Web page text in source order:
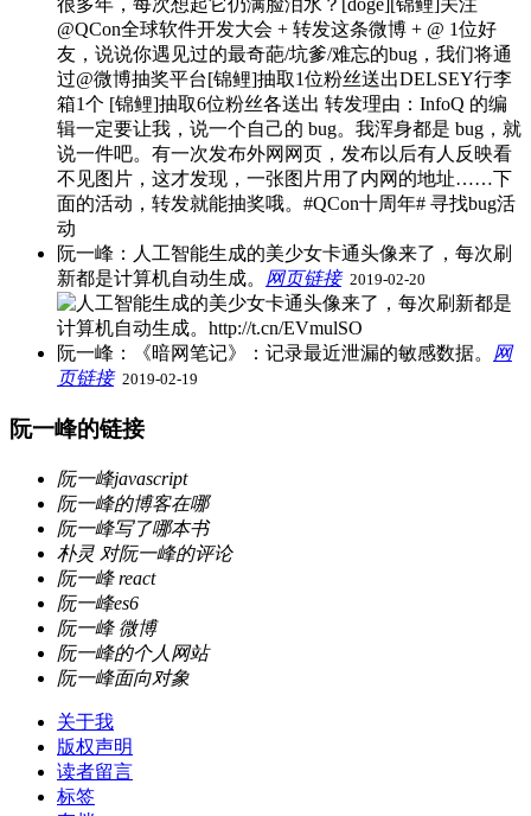
阮一峰：人工智能生成的美少女卡通头像来了，每次刷
新都是计算机自动生成。 网页链接​ 2019-02-20
阮一峰：《暗网笔记》：记录最近泄漏的敏感数据。 网
页链接​ 2019-02-19
阮一峰的链接
阮一峰javascript
阮一峰的博客在哪
阮一峰写了哪本书
朴灵 对阮一峰的评论
阮一峰 react
阮一峰es6
阮一峰 微博
阮一峰的个人网站
阮一峰面向对象
关于我
版权声明
读者留言
标签